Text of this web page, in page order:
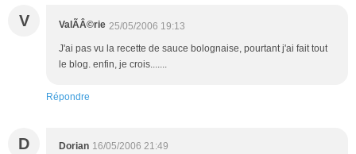
V ValÃÂ©rie 25/05/2006 19:13
J'ai pas vu la recette de sauce bolognaise, pourtant j'ai fait tout
le blog. enfin, je crois.......
Répondre
D Dorian 16/05/2006 21:49